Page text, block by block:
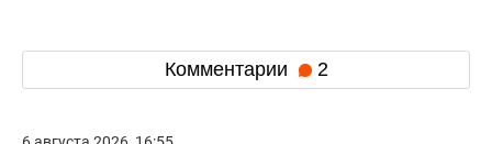
Комментарии 2